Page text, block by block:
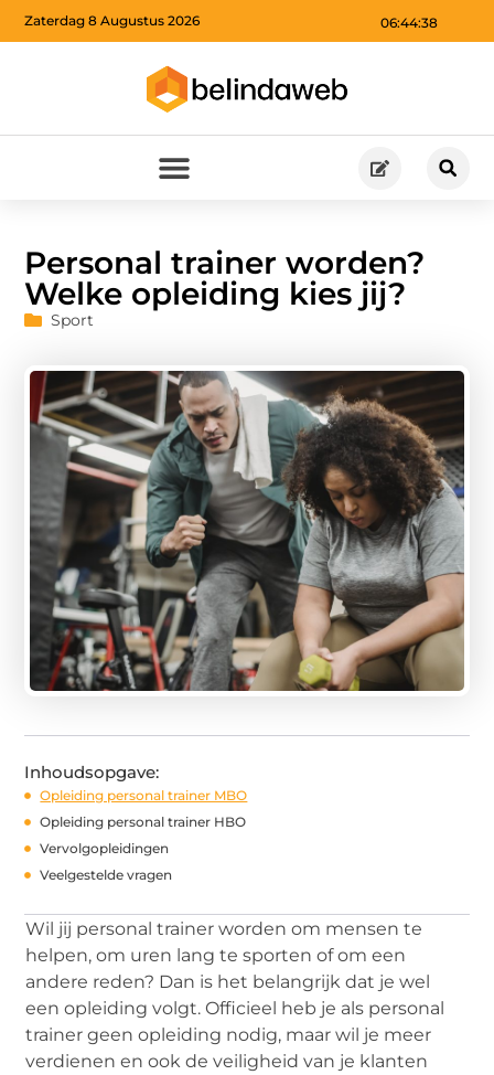
06:44:39
Zaterdag 8 Augustus 2026
Personal trainer worden?
Welke opleiding kies jij?
Sport
Inhoudsopgave:
Opleiding personal trainer MBO
Opleiding personal trainer HBO
Vervolgopleidingen
Veelgestelde vragen
Wil jij personal trainer worden om mensen te
helpen, om uren lang te sporten of om een
andere reden? Dan is het belangrijk dat je wel
een opleiding volgt. Officieel heb je als personal
trainer geen opleiding nodig, maar wil je meer
verdienen en ook de veiligheid van je klanten